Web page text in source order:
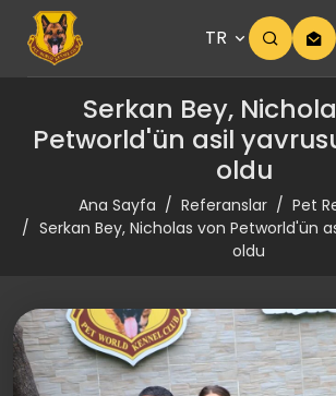
TR
Serkan Bey,
Petworld'ün asil
oldu
Ana Sayfa Referanslar
Pet
Serkan Bey, Nicholas von Petworld'ün
oldu